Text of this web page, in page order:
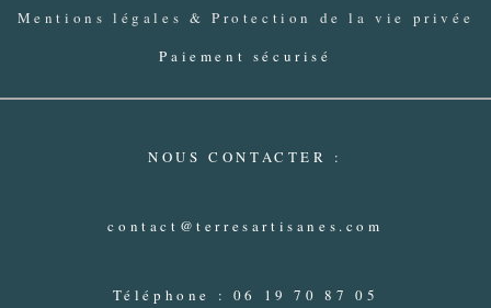
Mentions légales & Protection de la vie privée
Paiement sécurisé
NOUS CONTACTER :
contact@terresartisanes.com
Téléphone : 06 19 70 87 05